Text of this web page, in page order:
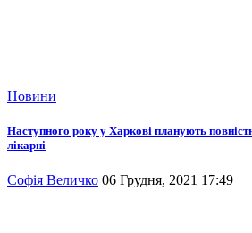
Новини
Наступного року у Харкові планують
лікарні
Софія Величко 06 Грудня, 2021 17:49